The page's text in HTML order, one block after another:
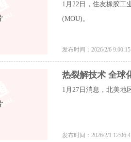
1月22日，住友橡胶工
(MOU)。
发布时间：2026/2/6
热裂解技术 全球
1月27日消息，北美地
发布时间：2026/2/1